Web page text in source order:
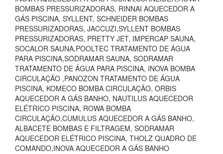
BOMBAS PRESSURIZADORAS, RINNAI AQUECEDOR A
GÁS PISCINA, SYLLENT, SCHNEIDER BOMBAS
PRESSURIZADORAS, JACCUZI,SYLLENT BOMBAS
PRESSURIZADORAS, PRETTY JET, IMPERCAP SAUNA,
SOCALOR SAUNA,POOLTEC TRATAMENTO DE ÁGUA
PARA PISCINA,SODRAMAR SAUNA, SODRAMAR
TRATAMENTO DE ÁGUA PARA PISCINA, INOVA BOMBA
CIRCULAÇÃO ,PANOZON TRATAMENTO DE ÁGUA
PISCINA, KOMECO BOMBA CIRCULAÇÃO, ORBIS
AQUECEDOR A GÁS BANHO, NAUTILUS AQUECEDOR
ELÉTRICO PISCINA, ROWA BOMBA
CIRCULAÇÃO,CUMULUS AQUECEDOR A GÁS BANHO,
ALBACETE BOMBAS E FILTRAGEM, SODRAMAR
AQUECEDOR ELÉTRICO PISCINA, THOLZ QUADRO DE
COMANDO,INOVA AQUECEDOR A GÁS BANHO